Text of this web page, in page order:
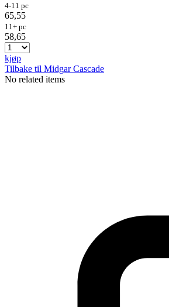
4-11 pc
65,55
11+ pc
58,65
kjøp
Tilbake til Midgar Cascade
No related items